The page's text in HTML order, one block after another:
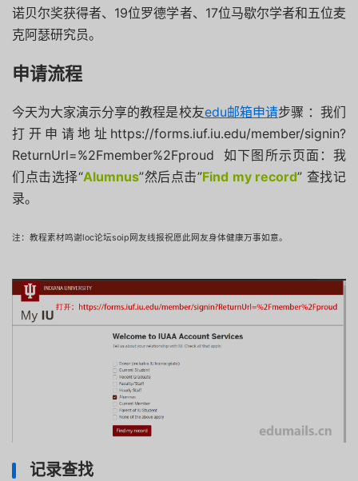
诺贝尔奖获得者、19位罗德学者、17位马歇尔学者和五位麦
克阿瑟研究员。
申请流程
今天为大家演示分享的教程是校友edu邮箱申请步骤 ：我们
打开申请地址https://forms.iuf.iu.edu/member/signin?
ReturnUrl=%2Fmember%2Fproud 如下图所示页面：我
们点击选择“Alumnus”然后点击”Find my record” 查找记
录。
注：教程素材鸣谢loc论坛soip网友线报祝愿此网友身体健康万事如意。
记录查找